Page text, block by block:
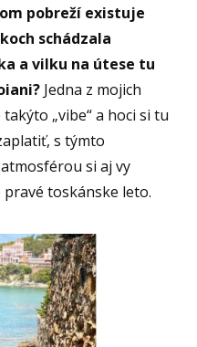
pobreží existuje
schádzala
a vilku na útese tu
Jedna z mojich
„vibe“ a hoci si tu
s týmto
si aj vy
toskánske leto.